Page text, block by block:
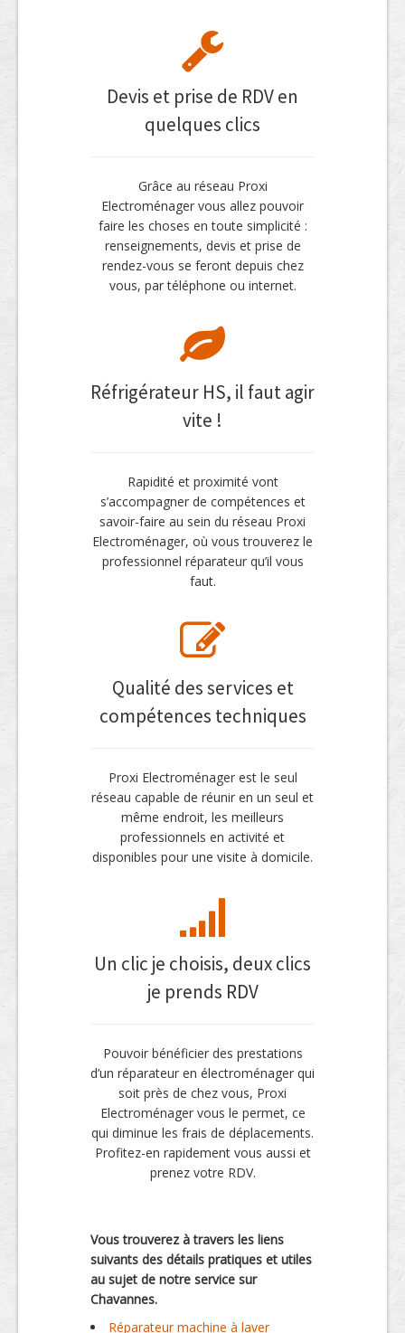
Devis et prise de RDV en
quelques clics
Grâce au réseau Proxi
Electroménager vous allez pouvoir
faire les choses en toute simplicité :
renseignements, devis et prise de
rendez-vous se feront depuis chez
vous, par téléphone ou internet.
Réfrigérateur HS, il faut agir
vite !
Rapidité et proximité vont
s’accompagner de compétences et
savoir-faire au sein du réseau Proxi
Electroménager, où vous trouverez le
professionnel réparateur qu’il vous
faut.
Qualité des services et
compétences techniques
Proxi Electroménager est le seul
réseau capable de réunir en un seul et
même endroit, les meilleurs
professionnels en activité et
disponibles pour une visite à domicile.
Un clic je choisis, deux clics
je prends RDV
Pouvoir bénéficier des prestations
d’un réparateur en électroménager qui
soit près de chez vous, Proxi
Electroménager vous le permet, ce
qui diminue les frais de déplacements.
Profitez-en rapidement vous aussi et
prenez votre RDV.
Vous trouverez à travers les liens
suivants des détails pratiques et utiles
au sujet de notre service sur
Chavannes.
Réparateur machine à laver